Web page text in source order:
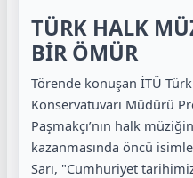
TÜRK HALK
BİR ÖMÜR
Törende konuşan İTÜ
Konservatuvarı Müdürü
Paşmakçı’nın halk
kazanmasında öncü
Sarı, "Cumhuriyet